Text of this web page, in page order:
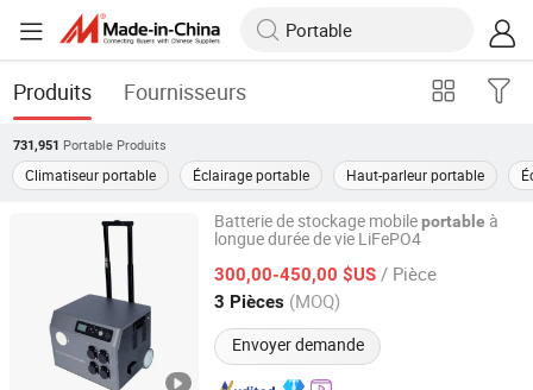
Produits Fournisseurs
731,951 Portable Produits
Climatiseur portable Éclairage portable Haut-parleur portable
Batterie de stockage mobileportable à
longue durée de vie LiFePO4
300,00-450,00 $US / Pièce
3 Pièces (MOQ)
Envoyer demande
Zhejiang Fimos Energy Technology Co., Ltd.
Zhejiang, China Depuis 2026